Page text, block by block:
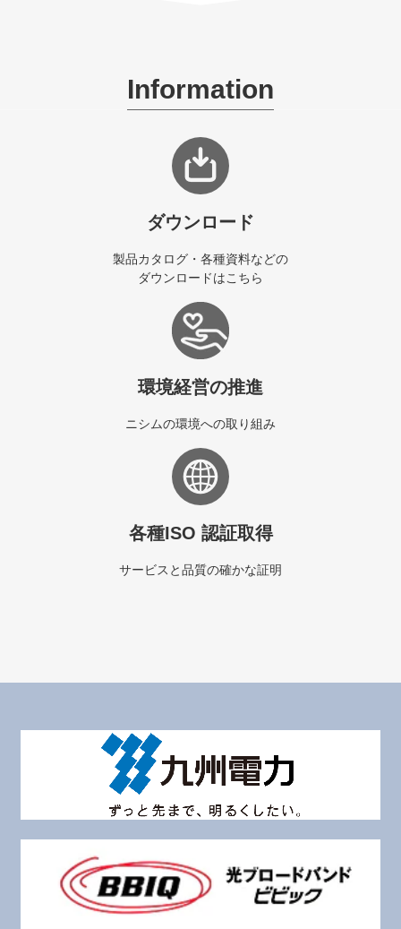
Information
ダウンロード
製品カタログ・各種資料などの
ダウンロードはこちら
環境経営の推進
ニシムの環境への取り組み
各種ISO 認証取得
サービスと品質の確かな証明